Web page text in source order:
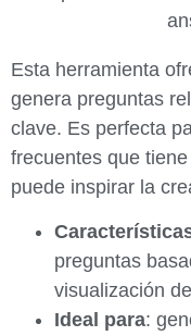
Esta herramienta
genera preguntas
clave. Es perfecta
frecuentes que
puede inspirar la
preguntas
visualización
Ideal para: